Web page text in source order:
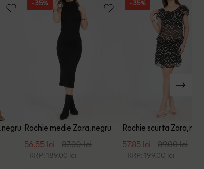
negru
- 35%
Rochie medie Zara, negru
56.55 lei 87.00 lei
RRP: 189.00 lei
- 35%
Rochie scurta Zara,
57.85 lei 89.00 lei
RRP: 199.00 lei